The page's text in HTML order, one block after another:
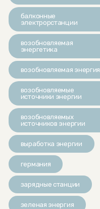
балконные
электрорстанции
возобновляемая
энергетика
возобновляемая энергия
возобновляемые
источники энергии
возобновляемых
источников энергии
выработка энергии
германия
зарядные станции
зеленая энергия